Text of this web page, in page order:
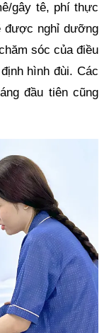
gây tê, phí thực
được nghỉ dưỡng
sóc của điều
hình đùi. Các
đầu tiên cũng